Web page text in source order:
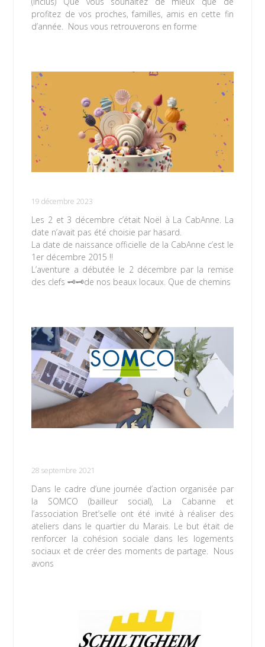
profitez de vos proches, familles, amis en cette fin
d’année. Nous vous retrouverons en forme
19 décembre 2023
Les 2 et 3 décembre c’était Noël à La CabAnne. La
date n’avait pas été choisie par hasard.
La date de naissance officielle de la CabAnne c’est le
1er décembre 2015 !!
L’aventure a débutée le 2 décembre par la remise
des clefs 🗝🗝de nos beaux locaux. Que de chemins
28 septembre 2021
Dans le cadre d’une journée d’action organisée par
la SOMCO (bailleur social), La Cabanne et
l’association Bret’selle ont été invité à réaliser des
ateliers dans le quartier du Marais. Le but était de
renforcer la cohésion sociale dans les logements
sociaux et de créer des moments de partage. Nous
avons